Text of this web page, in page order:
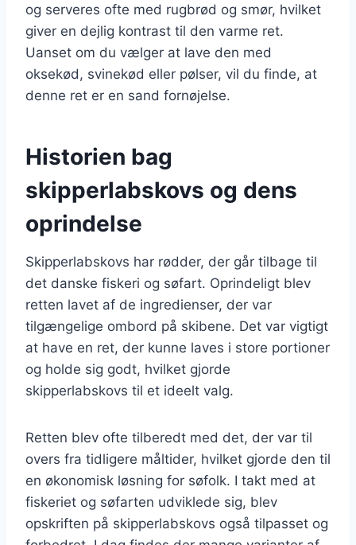
og serveres ofte med rugbrød og smør, hvilket
giver en dejlig kontrast til den varme ret.
Uanset om du vælger at lave den med
oksekød, svinekød eller pølser, vil du finde, at
denne ret er en sand fornøjelse.
Historien bag
skipperlabskovs og dens
oprindelse
Skipperlabskovs har rødder, der går tilbage til
det danske fiskeri og søfart. Oprindeligt blev
retten lavet af de ingredienser, der var
tilgængelige ombord på skibene. Det var vigtigt
at have en ret, der kunne laves i store portioner
og holde sig godt, hvilket gjorde
skipperlabskovs til et ideelt valg.
Retten blev ofte tilberedt med det, der var til
overs fra tidligere måltider, hvilket gjorde den til
en økonomisk løsning for søfolk. I takt med at
fiskeriet og søfarten udviklede sig, blev
opskriften på skipperlabskovs også tilpasset og